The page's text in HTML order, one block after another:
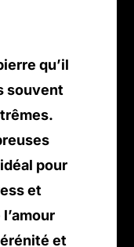
qu’il
souvent
pour
et
et